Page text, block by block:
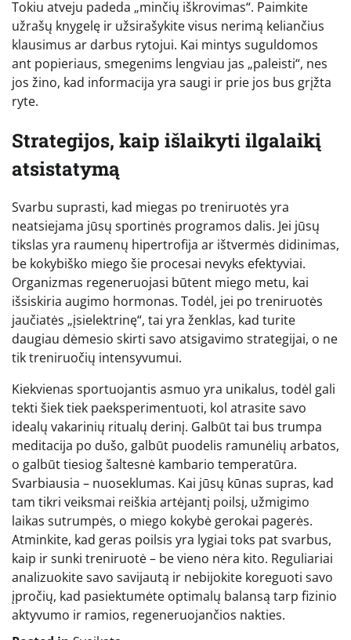
Tokiu atveju padeda „minčių iškrovimas“. Paimkite
užrašų knygelę ir užsirašykite visus nerimą keliančius
klausimus ar darbus rytojui. Kai mintys suguldomos
ant popieriaus, smegenims lengviau jas „paleisti“, nes
jos žino, kad informacija yra saugi ir prie jos bus grįžta
ryte.
Strategijos, kaip išlaikyti ilgalaikį
atsistatymą
Svarbu suprasti, kad miegas po treniruotės yra
neatsiejama jūsų sportinės programos dalis. Jei jūsų
tikslas yra raumenų hipertrofija ar ištvermės didinimas,
be kokybiško miego šie procesai nevyks efektyviai.
Organizmas regeneruojasi būtent miego metu, kai
išsiskiria augimo hormonas. Todėl, jei po treniruotės
jaučiatės „įsielektrinę“, tai yra ženklas, kad turite
daugiau dėmesio skirti savo atsigavimo strategijai, o ne
tik treniruočių intensyvumui.
Kiekvienas sportuojantis asmuo yra unikalus, todėl gali
tekti šiek tiek paeksperimentuoti, kol atrasite savo
idealų vakarinių ritualų derinį. Galbūt tai bus trumpa
meditacija po dušo, galbūt puodelis ramunėlių arbatos,
o galbūt tiesiog šaltesnė kambario temperatūra.
Svarbiausia – nuoseklumas. Kai jūsų kūnas supras, kad
tam tikri veiksmai reiškia artėjantį poilsį, užmigimo
laikas sutrumpės, o miego kokybė gerokai pagerės.
Atminkite, kad geras poilsis yra lygiai toks pat svarbus,
kaip ir sunki treniruotė – be vieno nėra kito. Reguliariai
analizuokite savo savijautą ir nebijokite koreguoti savo
įpročių, kad pasiektumėte optimalų balansą tarp fizinio
aktyvumo ir ramios, regeneruojančios nakties.